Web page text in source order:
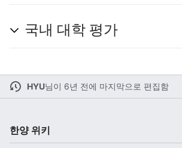
국내 대학 평가
HYU님이 6년 전에 마지막으로 편집함
한양 위키